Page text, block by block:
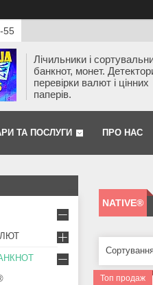
55
Лічильники і
банкнот, монет.
перевірки валют і цінних
паперів.
ТА ПОСЛУГИ ПРО НАС
NATIVE®
Топ продаж